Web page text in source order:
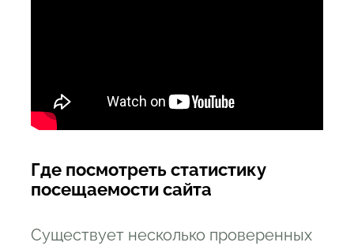
погрешность
Где посмотреть статистику
посещаемости сайта
Существует несколько проверенных